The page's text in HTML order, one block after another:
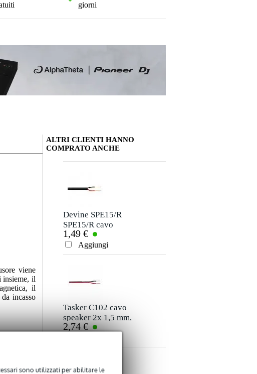
sono utilizzati per abilitare le
giorni
viene
insieme, il
il
incasso
Valutazione
Non ci sono ancora recensioni per questo prodotto.
ALTRI CLIENTI HANNO
COMPRATO ANCHE
Devine SPE15/R
SPE15/R cavo
speaker 2x 1,5
mm2 per metro
1,49 €
Aggiungi
Tasker C102 cavo
speaker 2x 1,5 mm,
1,00 m
2,74 €